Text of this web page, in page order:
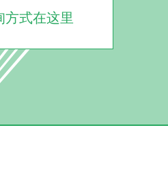
方式在这里